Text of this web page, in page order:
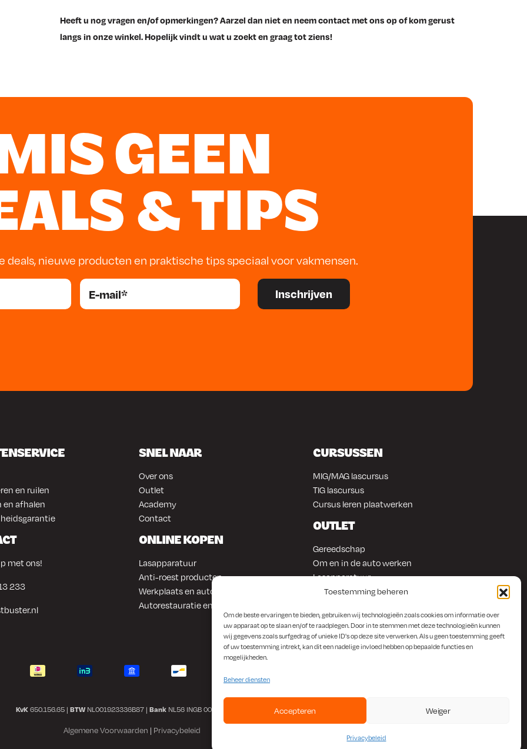
Toestemming beheren
Om de beste ervaringen te bieden, gebruiken wij technologieën zoals cookies om informatie over
uw apparaat op te slaan en/of te raadplegen. Door in te stemmen met deze technologieën kunnen
wij gegevens zoals surfgedrag of unieke ID's op deze site verwerken. Als u geen toestemming geeft
of uw toestemming intrekt, kan dit een nadelige invloed hebben op bepaalde functies en
mogelijkheden.
Beheer diensten
Accepteren Weiger
Privacybeleid
Heeft u nog vragen en/of opmerkingen? Aarzel dan niet en neem contact met ons op of kom gerust
langs in onze winkel. Hopelijk vindt u wat u zoekt en graag tot ziens!
GEEN
& TIPS
deals, nieuwe producten en praktische tips speciaal voor vakmensen.
en ruilen
en afhalen
met ons!
233
SNEL NAAR
Over ons
Outlet
Academy
Contact
ONLINE KOPEN
Lasapparatuur
Anti-roest producten
Werkplaats en automotive
Autorestauratie en plaatwerk
CURSUSSEN
MIG/MAG lascursus
TIG lascursus
Cursus leren plaatwerken
OUTLET
Gereedschap
Om en in de auto werken
Lasapparatuur
Overige producten
KvK 650.156.65 | BTW NL001923336B87 | Bank NL56 INGB 0008 1266 42
Algemene Voorwaarden | Privacybeleid